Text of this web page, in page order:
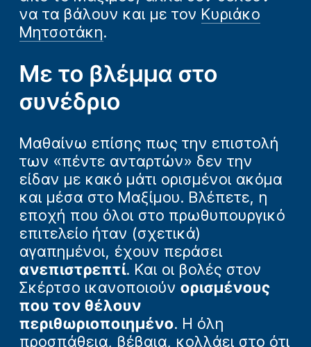
να τα βάλουν και με τον Κυριάκο
Μητσοτάκη.
Με το βλέμμα στο
συνέδριο
Μαθαίνω επίσης πως την επιστολή
των «πέντε ανταρτών» δεν την
είδαν με κακό μάτι ορισμένοι ακόμα
και μέσα στο Μαξίμου. Βλέπετε, η
εποχή που όλοι στο πρωθυπουργικό
επιτελείο ήταν (σχετικά)
αγαπημένοι, έχουν περάσει
ανεπιστρεπτί. Και οι βολές στον
Σκέρτσο ικανοποιούν ορισμένους
που τον θέλουν
περιθωριοποιημένο. Η όλη
προσπάθεια, βέβαια, κολλάει στο ότι